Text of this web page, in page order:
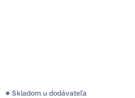
Skladom u dodávateľa